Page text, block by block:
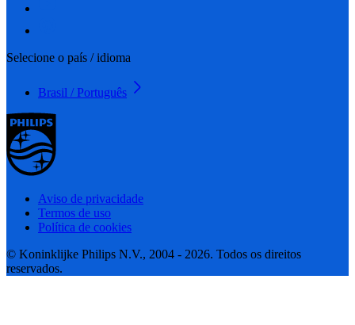
Selecione o país / idioma
Brasil / Português
Aviso de privacidade
Termos de uso
Política de cookies
© Koninklijke Philips N.V., 2004 - 2026. Todos os direitos
reservados.